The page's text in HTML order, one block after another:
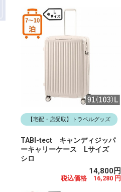
【宅配・店受取】トラベルグッズ
TABI-tect キャンディジッパ
ーキャリーケース Lサイズ
シロ
14,800円
税込価格 16,280 円